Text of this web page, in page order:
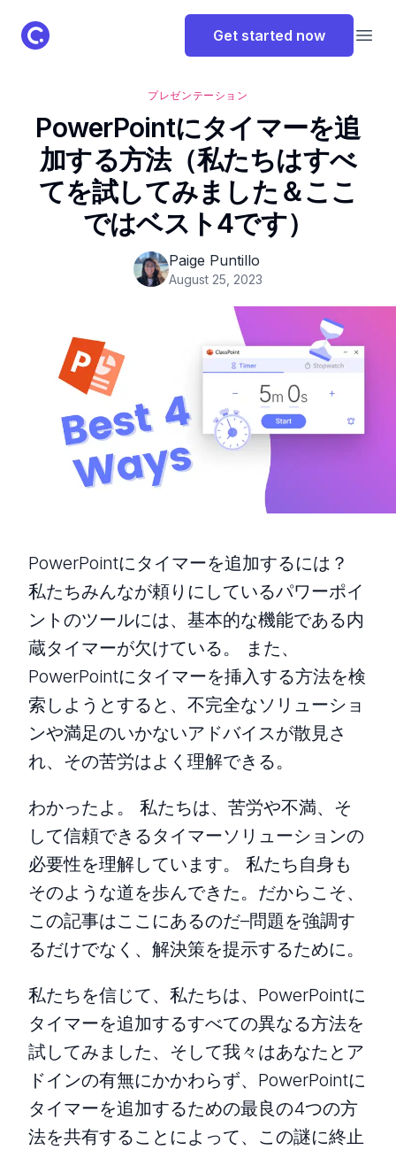
ClassPoint Logo Get started now
プレゼンテーション
PowerPointにタイマーを追
加する方法（私たちはすべ
てを試してみました＆ここ
ではベスト4です）
Paige Puntillo
August 25, 2023
PowerPointにタイマーを追加するには？
私たちみんなが頼りにしているパワーポイ
ントのツールには、基本的な機能である内
蔵タイマーが欠けている。 また、
PowerPointにタイマーを挿入する方法を検
索しようとすると、不完全なソリューショ
ンや満足のいかないアドバイスが散見さ
れ、その苦労はよく理解できる。
わかったよ。 私たちは、苦労や不満、そ
して信頼できるタイマーソリューションの
必要性を理解しています。 私たち自身も
そのような道を歩んできた。だからこそ、
この記事はここにあるのだ–問題を強調す
るだけでなく、解決策を提示するために。
私たちを信じて、私たちは、PowerPointに
タイマーを追加するすべての異なる方法を
試してみました、そして我々はあなたとア
ドインの有無にかかわらず、PowerPointに
タイマーを追加するための最良の4つの方
法を共有することによって、この謎に終止